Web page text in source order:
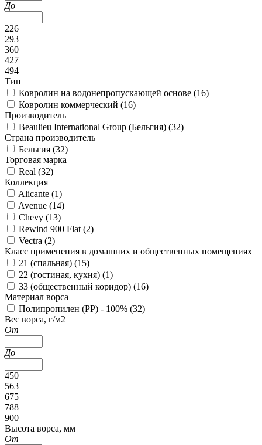
До
226
293
360
427
494
Тип
Ковролин на водонепропускающей основе (16)
Ковролин коммерческий (16)
Производитель
Beaulieu International Group (Бельгия) (32)
Страна производитель
Бельгия (32)
Торговая марка
Real (32)
Коллекция
Alicante (1)
Avenue (14)
Chevy (13)
Rewind 900 Flat (2)
Vectra (2)
Класс применения в домашних и общественных помещениях
21 (спальная) (15)
22 (гостиная, кухня) (1)
33 (общественный коридор) (16)
Материал ворса
Полипропилен (PP) - 100% (32)
Вес ворса, г/м2
От
До
450
563
675
788
900
Высота ворса, мм
От